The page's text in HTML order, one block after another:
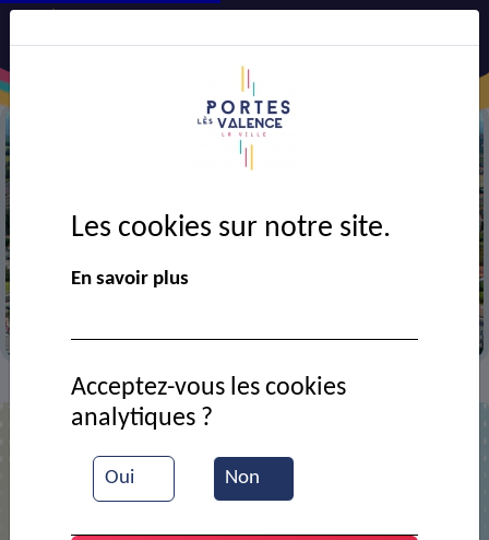
> Contact >BRUYERE Jean-Paul
M. Jean-Paul BRUYERE
Les cookies sur notre site.
En savoir plus
Oui Non
Acceptez-vous les cookies
analytiques ?